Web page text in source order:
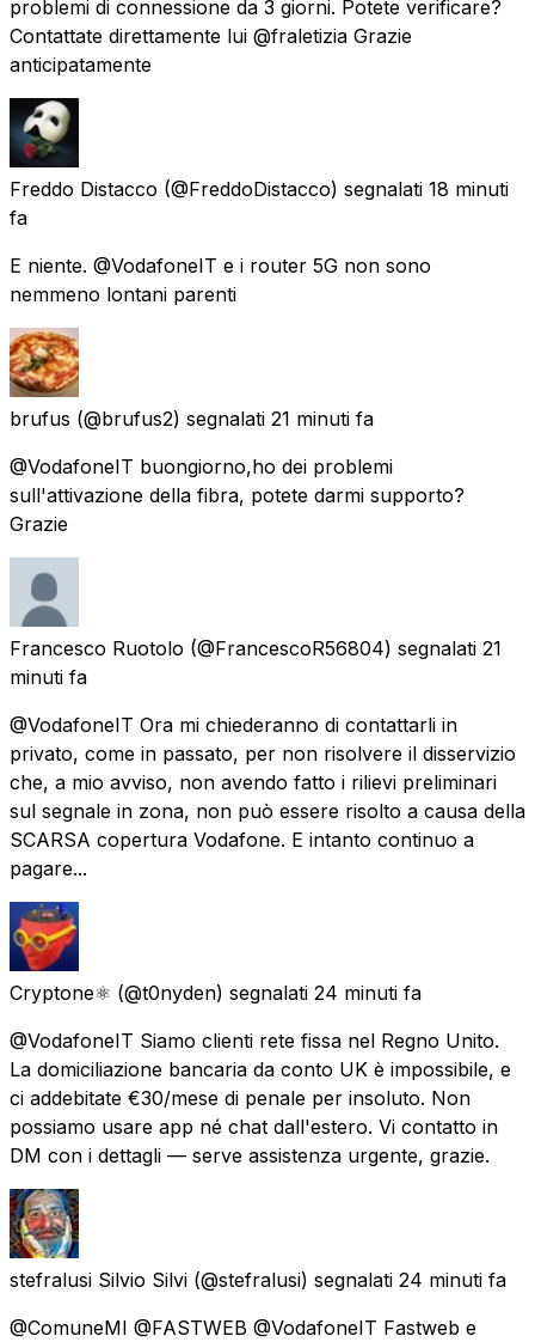
problemi di connessione da 3 giorni. Potete verificare?
Contattate direttamente lui @fraletizia Grazie
anticipatamente
Freddo Distacco (@FreddoDistacco) segnalati 18 minuti
fa
E niente. @VodafoneIT e i router 5G non sono
nemmeno lontani parenti
brufus (@brufus2) segnalati 21 minuti fa
@VodafoneIT buongiorno,ho dei problemi
sull'attivazione della fibra, potete darmi supporto?
Grazie
Francesco Ruotolo (@FrancescoR56804) segnalati 21
minuti fa
@VodafoneIT Ora mi chiederanno di contattarli in
privato, come in passato, per non risolvere il disservizio
che, a mio avviso, non avendo fatto i rilievi preliminari
sul segnale in zona, non può essere risolto a causa della
SCARSA copertura Vodafone. E intanto continuo a
pagare...
Cryptone⚛️ (@t0nyden) segnalati 24 minuti fa
@VodafoneIT Siamo clienti rete fissa nel Regno Unito.
La domiciliazione bancaria da conto UK è impossibile, e
ci addebitate €30/mese di penale per insoluto. Non
possiamo usare app né chat dall'estero. Vi contatto in
DM con i dettagli — serve assistenza urgente, grazie.
stefralusi Silvio Silvi (@stefralusi) segnalati 24 minuti fa
@ComuneMI @FASTWEB @VodafoneIT Fastweb e